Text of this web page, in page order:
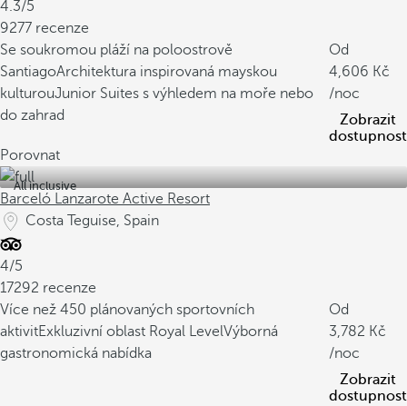
4.3/5
9277 recenze
Se soukromou pláží na poloostrově
SantiagoArchitektura inspirovaná mayskou
kulturouJunior Suites s výhledem na moře nebo
do zahrad
Od
4,606
/noc
Zobrazit
dostupnost
Porovnat
All inclusive
Barceló Lanzarote Active Resort
Costa Teguise, Spain
4/5
17292 recenze
Více než 450 plánovaných sportovních
aktivitExkluzivní oblast Royal LevelVýborná
gastronomická nabídka
Od
3,782
/noc
Zobrazit
dostupnost